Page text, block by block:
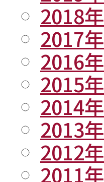
2018年
2017年
2016年
2015年
2014年
2013年
2012年
2011年